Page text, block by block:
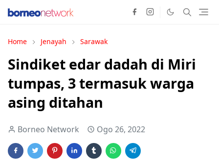
Home Jenayah Sarawak
Sindiket edar dadah di Miri
tumpas, 3 termasuk warga
asing ditahan
Borneo Network Ogo 26, 2022